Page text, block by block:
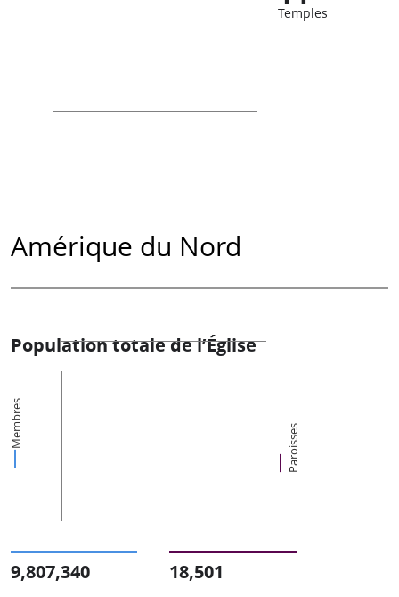
Temples
Amérique du Nord
Population totale de l’Église
Membres Paroisses
9,807,340 18,501